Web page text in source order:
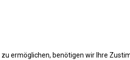
ermöglichen, benötigen wir Ihre